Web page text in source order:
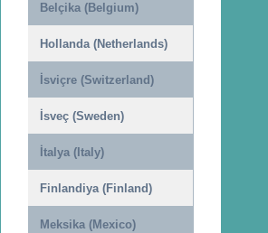
Belçika (Belgium)
Hollanda (Netherlands)
İsviçre (Switzerland)
İsveç (Sweden)
İtalya (Italy)
Finlandiya (Finland)
Meksika (Mexico)